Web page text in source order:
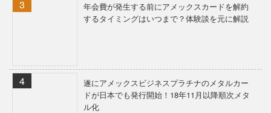
年会費が発生する前にアメックスカードを解約
するタイミングはいつまで？体験談を元に解説
遂にアメックスビジネスプラチナのメタルカー
ドが日本でも発行開始！18年11月以降順次メタ
ル化